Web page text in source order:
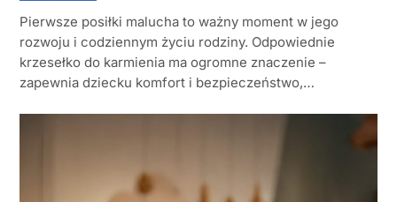
Pierwsze posiłki malucha to ważny moment w jego
rozwoju i codziennym życiu rodziny. Odpowiednie
krzesełko do karmienia ma ogromne znaczenie –
zapewnia dziecku komfort i bezpieczeństwo,…